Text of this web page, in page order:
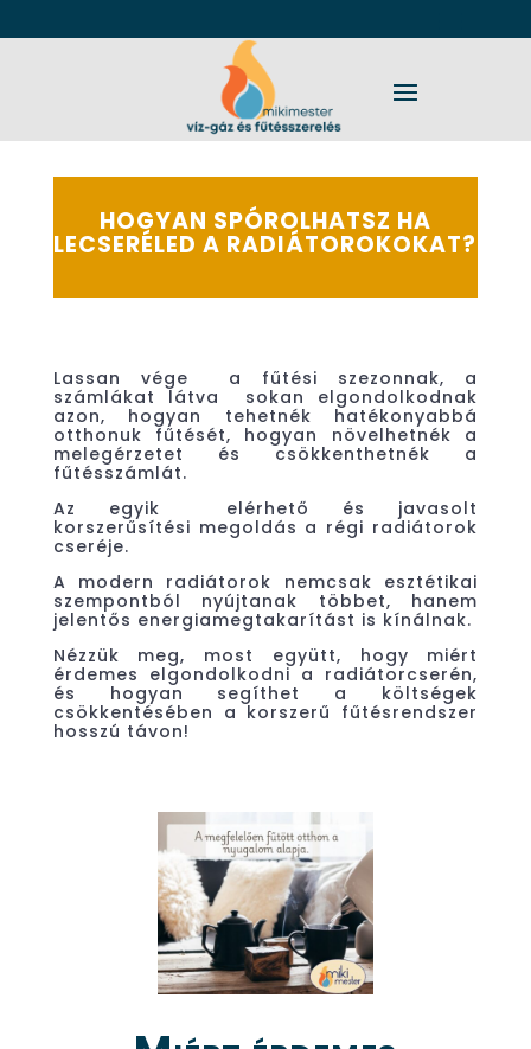
HOGYAN SPÓROLHATSZ HA
LECSERÉLED A RADIÁTOROKOKAT?
Lassan vége a fűtési szezonnak, a
számlákat látva sokan elgondolkodnak
azon, hogyan tehetnék hatékonyabbá
otthonuk fűtését, hogyan növelhetnék a
melegérzetet és csökkenthetnék a
fűtésszámlát.
Az egyik elérhető és javasolt
korszerűsítési megoldás a régi radiátorok
cseréje.
A modern radiátorok nemcsak esztétikai
szempontból nyújtanak többet, hanem
jelentős energiamegtakarítást is kínálnak.
Nézzük meg, most együtt, hogy miért
érdemes elgondolkodni a radiátorcserén,
és hogyan segíthet a költségek
csökkentésében a korszerű fűtésrendszer
hosszú távon!